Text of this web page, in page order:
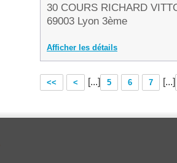
30 COURS RICHARD
69003 Lyon 3ème
Afficher les détails
<< < [...] 5 6 7 [...]